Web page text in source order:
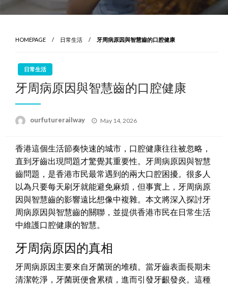
HOMEPAGE 日常生活 牙周病原因與智慧齒的口腔健康
日常生活
牙周病原因與智慧齒的口腔健康
ourfuturerailway
Posted
May 14, 2026
香港這個生活節奏快速的城市，口腔健康往往被忽略，
直到牙齒出現問題才驚覺其重要性。牙周病原因與智慧
齒問題，是香港市民最常遇到的兩大口腔困擾。很多人
以為只要每天刷牙就能避免麻煩，但事實上，牙周病原
因與智慧齒的影響遠比想像中複雜。本文將深入探討牙
周病原因與智慧齒的關聯，並提供香港市民在日常生活
中維護口腔健康的智慧。
牙周病原因的真相
牙周病原因主要來自牙菌斑的堆積。當牙齒表面長期未
清潔乾淨，牙菌斑便會累積，進而引發牙齦發炎。這種